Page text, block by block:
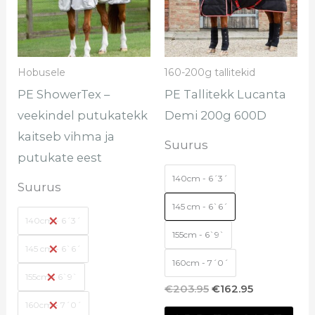
Hobusele
PE ShowerTex –
veekindel putukatekk
kaitseb vihma ja
putukate eest
Suurus
140cm - 6´3´
145 cm - 6`6´
155cm - 6`9`
160cm - 7´0´
varianti.
Valikuid
saab
tootelehel.
160-200g tallitekid
PE Tallitekk Lucanta
Demi 200g 600D
Suurus
140cm - 6´3´
145 cm - 6`6´
155cm - 6`9`
160cm - 7´0´
€203.95 €162.95